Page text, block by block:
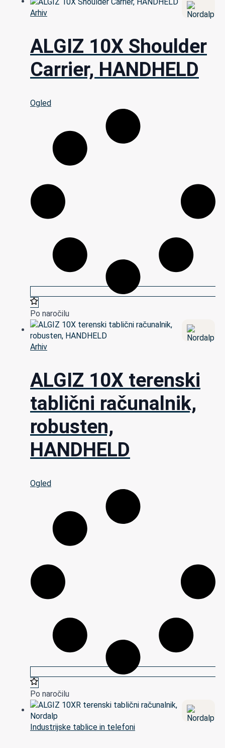
Arhiv
ALGIZ 10X Shoulder
Carrier, HANDHELD
Ogled
Po naročilu
Arhiv
ALGIZ 10X terenski
tablični računalnik,
robusten,
HANDHELD
Ogled
Po naročilu
Industrijske tablice in telefoni